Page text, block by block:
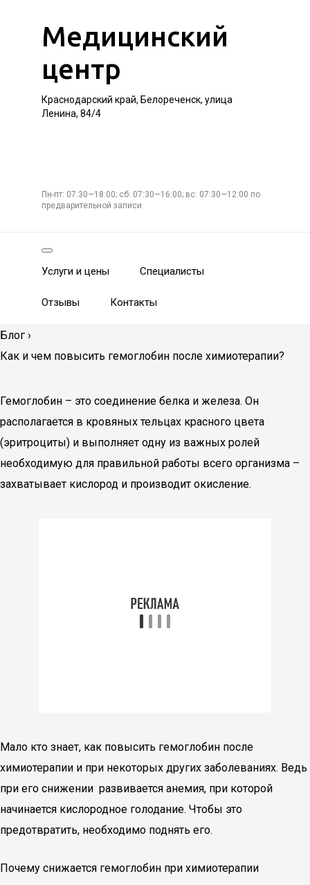
Медицинский
центр
Краснодарский край, Белореченск, улица
Ленина, 84/4
Пн-пт: 07:30—18:00; сб: 07:30—16:00; вс: 07:30—12:00 по
предварительной записи
Услуги и цены Специалисты
Отзывы Контакты
Блог ›
Как и чем повысить гемоглобин после химиотерапии?
Гемоглобин – это соединение белка и железа. Он
располагается в кровяных тельцах красного цвета
(эритроциты) и выполняет одну из важных ролей
необходимую для правильной работы всего организма –
захватывает кислород и производит окисление.
Мало кто знает, как повысить гемоглобин после
химиотерапии и при некоторых других заболеваниях. Ведь
при его снижении развивается анемия, при которой
начинается кислородное голодание. Чтобы это
предотвратить, необходимо поднять его.
Почему снижается гемоглобин при химиотерапии